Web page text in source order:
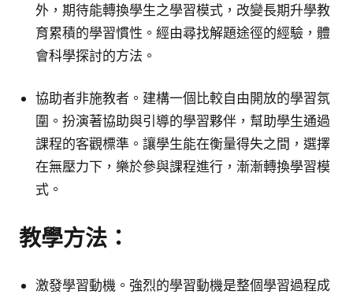
外，期待能轉換學生之學習模式，改變長期升學教
育累積的學習慣性。經由尋找解題途徑的經驗，體
會科學探討的方法。
協助者非施教者。建構一個比較自由開放的學習氛
圍。扮演著協助與引導的學習夥伴，幫助學生通過
課程的客觀標準。讓學生能在衡量得失之間，選擇
在無壓力下，樂於參與課程進行，漸漸轉換學習模
式。
教學方法：
激發學習動機。強烈的學習動機是整個學習過程成